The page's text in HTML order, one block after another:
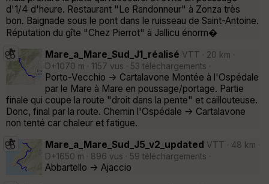
d'1/4 d'heure. Restaurant "Le Randonneur" à Zonza très
bon. Baignade sous le pont dans le ruisseau de Saint-Antoine.
Réputation du gîte "Chez Pierrot" à Jallicu énorm�
Mare_a_Mare_Sud_J1_réalisé VTT · 20 km ·
D+1070 m · 1157 vus · 53 téléchargements ·
Porto-Vecchio -> Cartalavone Montée à l'Ospédale
par le Mare à Mare en poussage/portage. Partie
finale qui coupe la route "droit dans la pente" et caillouteuse.
Donc, final par la route. Chemin l'Ospédale -> Cartalavone
non tenté car chaleur et fatigue.
Mare_a_Mare_Sud_J5_v2_updated VTT · 48 km ·
D+1650 m · 896 vus · 59 téléchargements ·
Abbartello -> Ajaccio